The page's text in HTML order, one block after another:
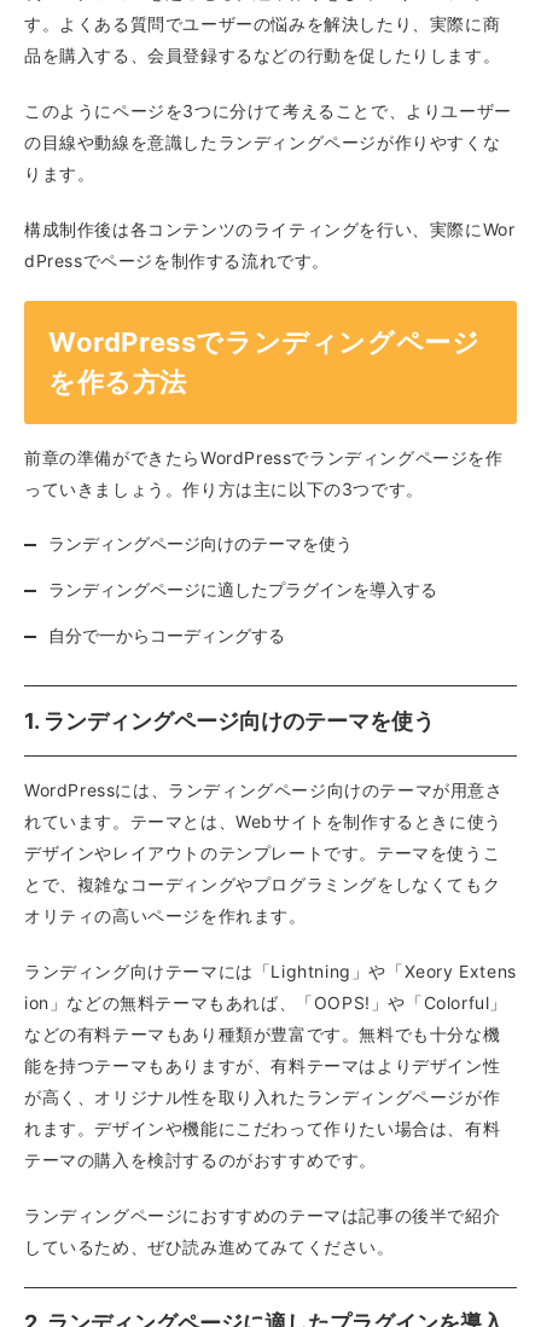
す。よくある質問でユーザーの悩みを解決したり、実際に商
品を購入する、会員登録するなどの行動を促したりします。
このようにページを3つに分けて考えることで、よりユーザー
の目線や動線を意識したランディングページが作りやすくな
ります。
構成制作後は各コンテンツのライティングを行い、実際にWor
dPressでページを制作する流れです。
WordPressでランディングページ
を作る方法
前章の準備ができたらWordPressでランディングページを作
っていきましょう。作り方は主に以下の3つです。
ランディングページ向けのテーマを使う
ランディングページに適したプラグインを導入する
自分で一からコーディングする
1. ランディングページ向けのテーマを使う
WordPressには、ランディングページ向けのテーマが用意さ
れています。テーマとは、Webサイトを制作するときに使う
デザインやレイアウトのテンプレートです。テーマを使うこ
とで、複雑なコーディングやプログラミングをしなくてもク
オリティの高いページを作れます。
ランディング向けテーマには「Lightning」や「Xeory Extens
ion」などの無料テーマもあれば、「OOPS!」や「Colorful」
などの有料テーマもあり種類が豊富です。無料でも十分な機
能を持つテーマもありますが、有料テーマはよりデザイン性
が高く、オリジナル性を取り入れたランディングページが作
れます。デザインや機能にこだわって作りたい場合は、有料
テーマの購入を検討するのがおすすめです。
ランディングページにおすすめのテーマは記事の後半で紹介
しているため、ぜひ読み進めてみてください。